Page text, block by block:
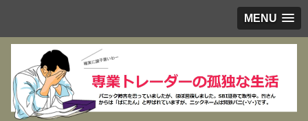
MENU